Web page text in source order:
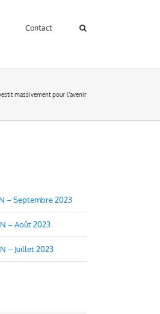
Contact
massivement pour l’avenir
– Septembre 2023
– Août 2023
– Juillet 2023